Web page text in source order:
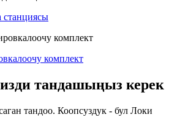
станциясы
комплект
тандашыңыз керек
тандоо. Коопсуздук - бул Локи